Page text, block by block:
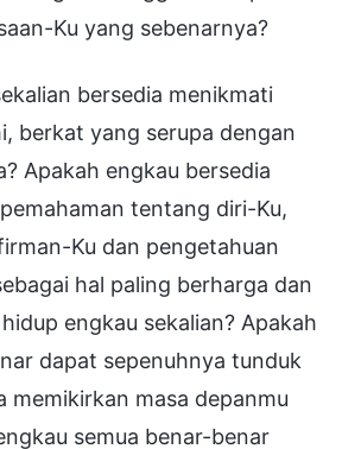
Ku yang sebenarnya?
bersedia menikmati
berkat yang serupa dengan
Apakah engkau bersedia
tentang diri-Ku,
Ku dan pengetahuan
hal paling berharga dan
engkau sekalian? Apakah
dapat sepenuhnya tunduk
memikirkan masa depanmu
semua benar-benar